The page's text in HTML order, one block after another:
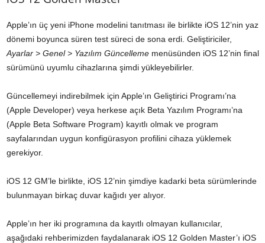
Apple’ın üç yeni iPhone modelini tanıtması ile birlikte iOS 12’nin yaz
dönemi boyunca süren test süreci de sona erdi. Geliştiriciler,
Ayarlar > Genel > Yazılım Güncelleme menüsünden iOS 12’nin final
sürümünü uyumlu cihazlarına şimdi yükleyebilirler.
Güncellemeyi indirebilmek için Apple’ın Geliştirici Programı’na
(Apple Developer) veya herkese açık Beta Yazılım Programı’na
(Apple Beta Software Program) kayıtlı olmak ve program
sayfalarından uygun konfigürasyon profilini cihaza yüklemek
gerekiyor.
iOS 12 GM’le birlikte, iOS 12’nin şimdiye kadarki beta sürümlerinde
bulunmayan birkaç duvar kağıdı yer alıyor.
Apple’ın her iki programına da kayıtlı olmayan kullanıcılar,
aşağıdaki rehberimizden faydalanarak iOS 12 Golden Master’ı iOS